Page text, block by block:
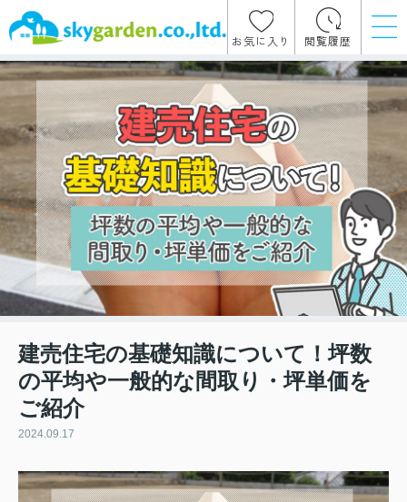
お気に入り 閲覧履歴
建売住宅の基礎知識について！坪数
の平均や一般的な間取り・坪単価を
ご紹介
2024.09.17